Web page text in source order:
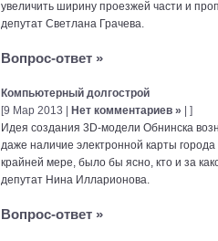
увеличить ширину проезжей части и
депутат Светлана Грачева.
Вопрос-ответ »
Компьютерный долгострой
[9 Мар 2013 | Нет комментариев » | ]
Идея создания 3D-модели Обнинска
даже наличие электронной карты
крайней мере, было бы ясно, кто и за
депутат Нина Илларионова.
Вопрос-ответ »